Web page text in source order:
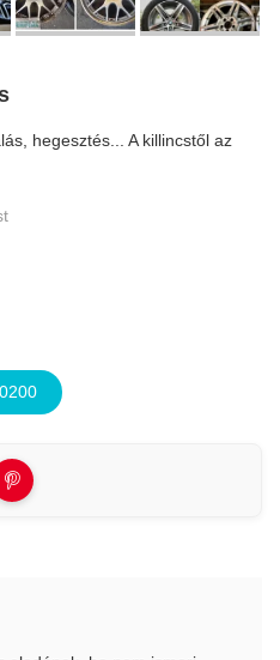
hegesztés... A killincstől az